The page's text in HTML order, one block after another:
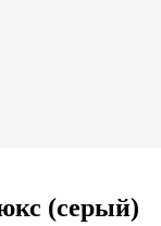
(серый)